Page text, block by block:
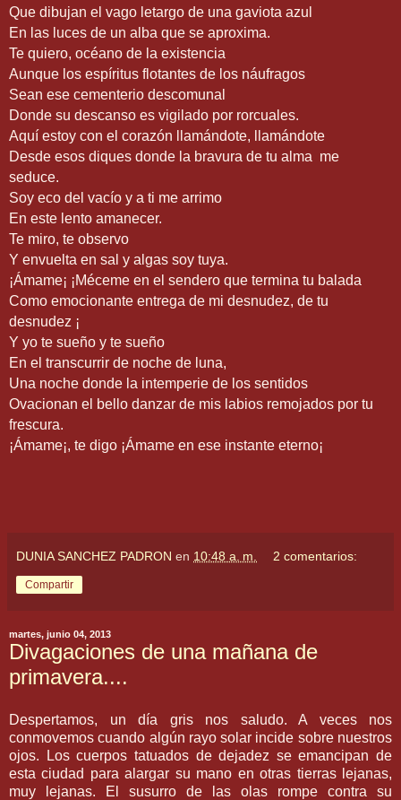
Que dibujan el vago letargo de una gaviota azul
En las luces de un alba que se aproxima.
Te quiero, océano de la existencia
Aunque los espíritus flotantes de los náufragos
Sean ese cementerio descomunal
Donde su descanso es vigilado por rorcuales.
Aquí estoy con el corazón llamándote, llamándote
Desde esos diques donde la bravura de tu alma me
seduce.
Soy eco del vacío y a ti me arrimo
En este lento amanecer.
Te miro, te observo
Y envuelta en sal y algas soy tuya.
¡Ámame¡ ¡Méceme en el sendero que termina tu balada
Como emocionante entrega de mi desnudez, de tu
desnudez ¡
Y yo te sueño y te sueño
En el transcurrir de noche de luna,
Una noche donde la intemperie de los sentidos
Ovacionan el bello danzar de mis labios remojados por tu
frescura.
¡Ámame¡, te digo ¡Ámame en ese instante eterno¡
DUNIA SANCHEZ PADRON en 10:48 a. m. 2 comentarios:
Compartir
martes, junio 04, 2013
Divagaciones de una mañana de
primavera....
Despertamos, un día gris nos saludo. A veces nos
conmovemos cuando algún rayo solar incide sobre nuestros
ojos. Los cuerpos tatuados de dejadez se emancipan de
esta ciudad para alargar su mano en otras tierras lejanas,
muy lejanas. El susurro de las olas rompe contra su